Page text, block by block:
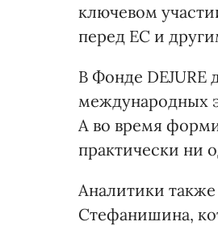
ключевом
перед ЕС и
В Фонде DEJURE
международных
А во время
практически ни
Аналитики
Стефанишина,